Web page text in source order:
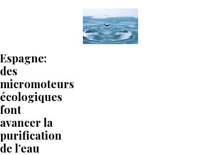
Espagne:
des
micromoteurs
écologiques
font
avancer la
purification
de l’eau